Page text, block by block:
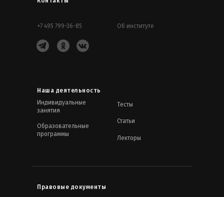
Об институте
Наша деятельность
Образовательные
программы
Индивидуальные
занятия
Правовые документы
+7 495 799-36-85
Статьи
Тесты
Лекторы